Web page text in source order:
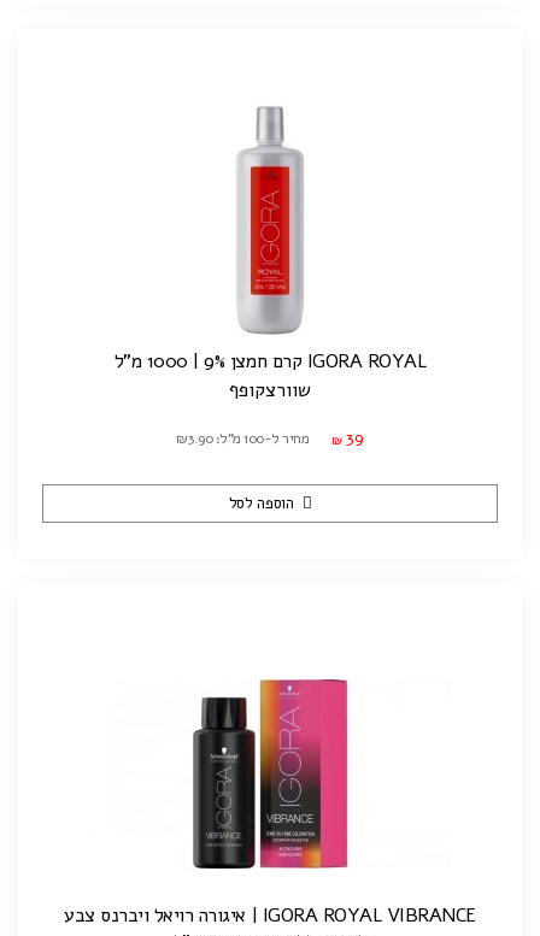
IGORA ROYAL קרם חמצן 9% | 1000 מ"ל
שוורצקופף
₪ 39 מחיר ל-100 מ"ל: ₪3.90
הוספה לסל
IGORA ROYAL VIBRANCE | איגורה רויאל ויברנס צבע